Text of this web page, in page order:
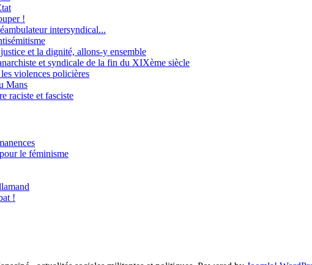
!
intersyndical...
et la dignité, allons-y ensemble
et syndicale de la fin du XIXème siècle
violences policières
Mans
raciste et fasciste
le féminisme
!